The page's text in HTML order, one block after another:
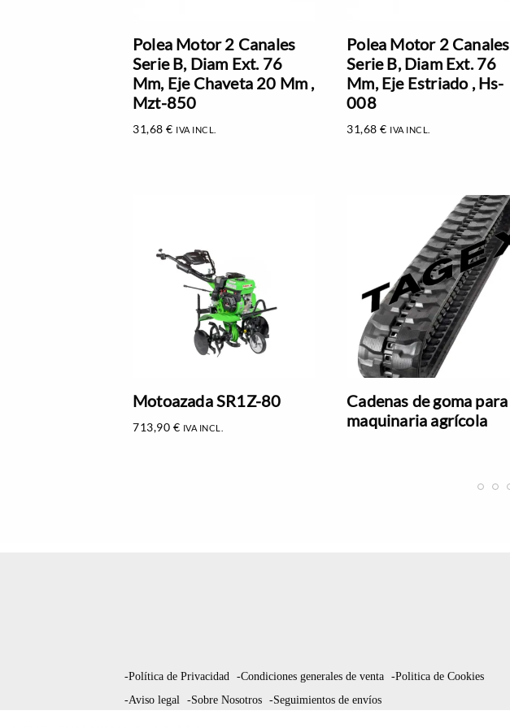
Polea Motor 2 Canales
Serie B, Diam Ext. 76
Mm, Eje Chaveta 20 Mm ,
Mzt-850
31,68 € IVA INCL.
Polea Motor 2 Canales
Serie B, Diam Ext. 76
Mm, Eje Estriado , Hs-
008
31,68€ IVA INCL.
Motoazada SR1Z-80
713,90 € IVA INCL.
Cadenas de goma para
maquinaria agrícola
-Política de Privacidad -Condiciones generales de venta -Politica de Cookies
-Aviso legal -Sobre Nosotros -Seguimientos de envíos